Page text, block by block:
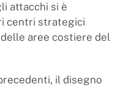
attacchi si è
centri strategici
aree costiere del
il disegno